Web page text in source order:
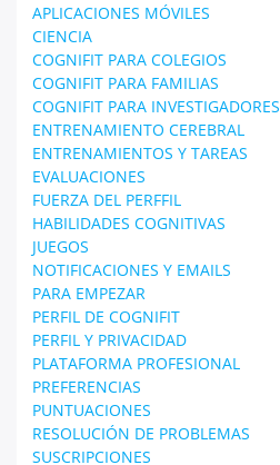
APLICACIONES MÓVILES
CIENCIA
COGNIFIT PARA COLEGIOS
COGNIFIT PARA FAMILIAS
COGNIFIT PARA INVESTIGADORES
ENTRENAMIENTO CEREBRAL
ENTRENAMIENTOS Y TAREAS
EVALUACIONES
FUERZA DEL PERFFIL
HABILIDADES COGNITIVAS
JUEGOS
NOTIFICACIONES Y EMAILS
PARA EMPEZAR
PERFIL DE COGNIFIT
PERFIL Y PRIVACIDAD
PLATAFORMA PROFESIONAL
PREFERENCIAS
PUNTUACIONES
RESOLUCIÓN DE PROBLEMAS
SUSCRIPCIONES